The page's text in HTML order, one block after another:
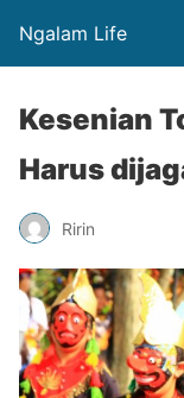
Ngalam Life
Kesenian
Harus
Ririn